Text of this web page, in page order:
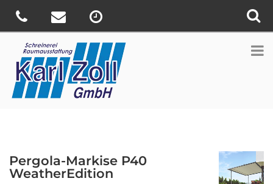
Pergola-Markise P40
WeatherEdition